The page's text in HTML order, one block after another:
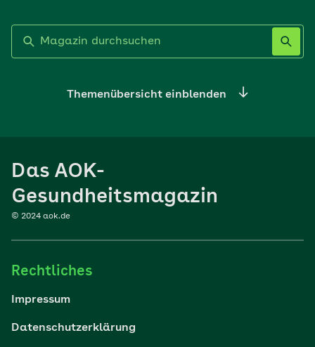
Themenübersicht einblenden
Sport
Reisen
Wohlbefinden
Das AOK-
Gesundheitsmagazin
© 2024 aok.de
Rechtliches
Impressum
Datenschutzerklärung